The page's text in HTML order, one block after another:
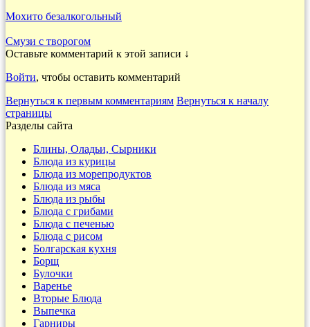
Мохито безалкогольный
Смузи с творогом
Оставьте комментарий к этой записи ↓
Войти, чтобы оставить комментарий
Вернуться к первым комментариям Вернуться к началу
страницы
Разделы сайта
Блины, Оладьи, Сырники
Блюда из курицы
Блюда из морепродуктов
Блюда из мяса
Блюда из рыбы
Блюда с грибами
Блюда с печенью
Блюда с рисом
Болгарская кухня
Борщ
Булочки
Варенье
Вторые Блюда
Выпечка
Гарниры